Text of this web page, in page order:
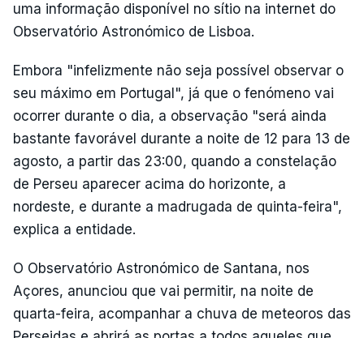
uma informação disponível no sítio na internet do
Observatório Astronómico de Lisboa.
Embora "infelizmente não seja possível observar o
seu máximo em Portugal", já que o fenómeno vai
ocorrer durante o dia, a observação "será ainda
bastante favorável durante a noite de 12 para 13 de
agosto, a partir das 23:00, quando a constelação
de Perseu aparecer acima do horizonte, a
nordeste, e durante a madrugada de quinta-feira",
explica a entidade.
O Observatório Astronómico de Santana, nos
Açores, anunciou que vai permitir, na noite de
quarta-feira, acompanhar a chuva de meteoros das